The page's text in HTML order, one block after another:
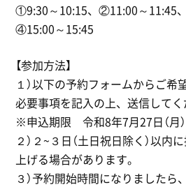
①9:30～10:15、②11:00～11:45
④15:00～15:45
【参加方法】
１）以下の予約フォームからご希
必要事項を記入の上、送信してく
※申込期限 令和8年7月27日（月）
２）２~３日（土日祝日除く）以
上げる場合があります。
３）予約開始時間になりましたら